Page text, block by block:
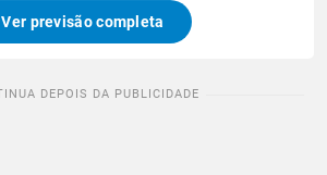
Ver previsão completa